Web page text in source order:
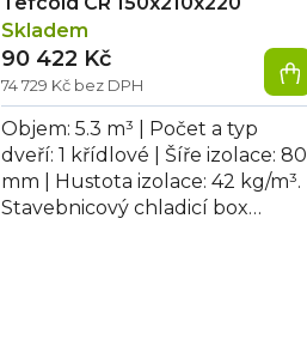
Skladem
74 729 Kč bez DPH
90 422 Kč
Objem: 5.3 m³ | Počet a typ
dveří: 1 křídlové | Šíře izolace: 80
mm | Hustota izolace: 42 kg/m³.
Stavebnicový chladicí box